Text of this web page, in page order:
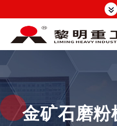
转
容 大修渣磨粉机，矿渣立磨
金矿石磨粉